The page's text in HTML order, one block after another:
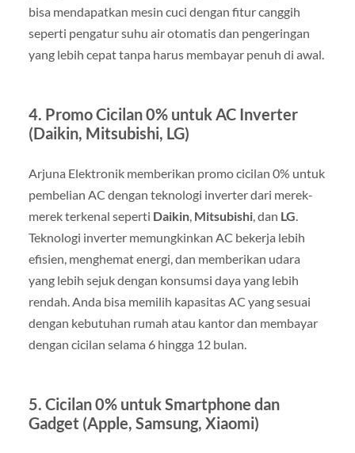
bisa mendapatkan mesin cuci dengan fitur canggih
seperti pengatur suhu air otomatis dan pengeringan
yang lebih cepat tanpa harus membayar penuh di awal.
4. Promo Cicilan 0% untuk AC Inverter
(Daikin, Mitsubishi, LG)
Arjuna Elektronik memberikan promo cicilan 0% untuk
pembelian AC dengan teknologi inverter dari merek-
merek terkenal seperti Daikin, Mitsubishi, dan LG
Teknologi inverter memungkinkan AC bekerja lebih
efisien, menghemat energi, dan memberikan udara
yang lebih sejuk dengan konsumsi daya yang lebih
rendah. Anda bisa memilih kapasitas AC yang sesuai
dengan kebutuhan rumah atau kantor dan membayar
dengan cicilan selama 6 hingga 12 bulan.
5. Cicilan 0% untuk Smartphone dan
Gadget (Apple, Samsung, Xiaomi)